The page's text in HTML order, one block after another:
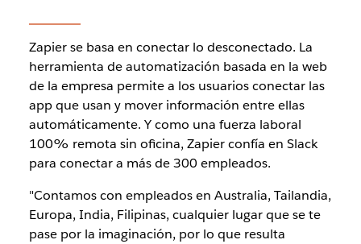
Zapier se basa en conectar lo desconectado. La
herramienta de automatización basada en la web
de la empresa permite a los usuarios conectar las
app que usan y mover información entre ellas
automáticamente. Y como una fuerza laboral
100% remota sin oficina, Zapier confía en Slack
para conectar a más de 300 empleados.
"Contamos con empleados en Australia, Tailandia,
Europa, India, Filipinas, cualquier lugar que se te
pase por la imaginación, por lo que resulta